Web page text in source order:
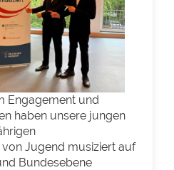
Engagement und
haben unsere jungen
Jugend musiziert auf
Bundesebene